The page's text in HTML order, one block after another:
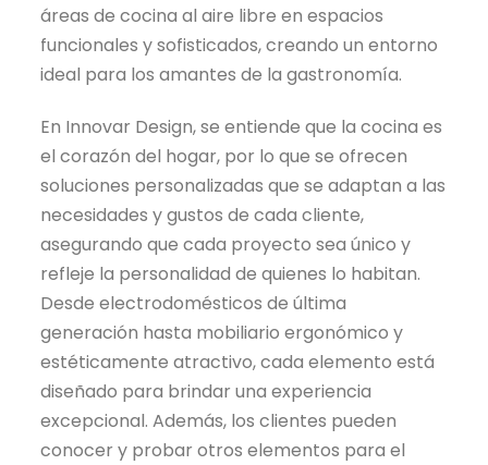
áreas de cocina al aire libre en espacios
funcionales y sofisticados, creando un entorno
ideal para los amantes de la gastronomía.
En Innovar Design, se entiende que la cocina es
el corazón del hogar, por lo que se ofrecen
soluciones personalizadas que se adaptan a las
necesidades y gustos de cada cliente,
asegurando que cada proyecto sea único y
refleje la personalidad de quienes lo habitan.
Desde electrodomésticos de última
generación hasta mobiliario ergonómico y
estéticamente atractivo, cada elemento está
diseñado para brindar una experiencia
excepcional. Además, los clientes pueden
conocer y probar otros elementos para el